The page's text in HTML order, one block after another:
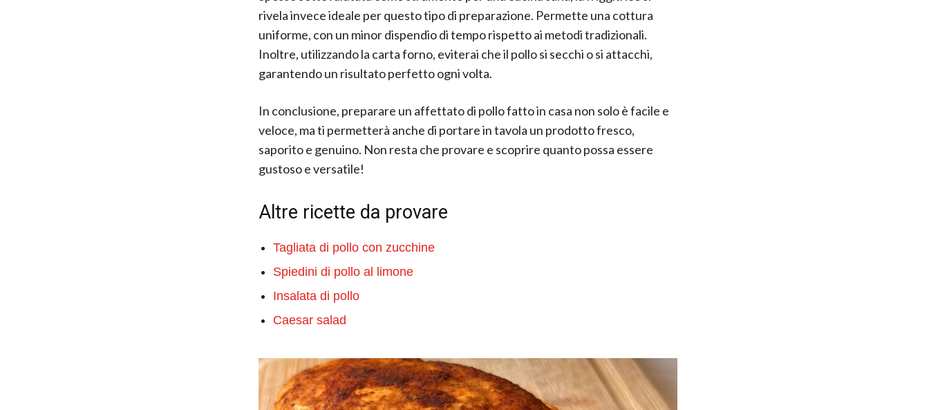
rivela invece ideale per questo tipo di preparazione. Permette una cottura
uniforme, con un minor dispendio di tempo rispetto ai metodi tradizionali.
Inoltre, utilizzando la carta forno, eviterai che il pollo si secchi o si attacchi,
garantendo un risultato perfetto ogni volta.
In conclusione, preparare un affettato di pollo fatto in casa non solo è facile e
veloce, ma ti permetterà anche di portare in tavola un prodotto fresco,
saporito e genuino. Non resta che provare e scoprire quanto possa essere
gustoso e versatile!
Altre ricette da provare
Tagliata di pollo con zucchine
Spiedini di pollo al limone
Insalata di pollo
Caesar salad